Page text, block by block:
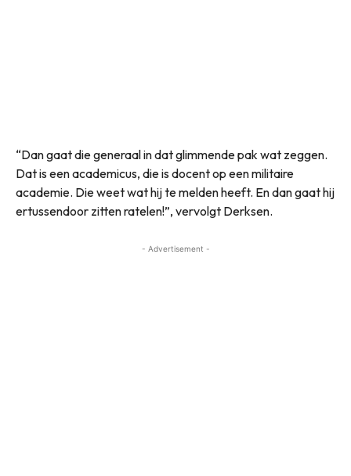
“Dan gaat die generaal in dat glimmende pak wat zeggen.
Dat is een academicus, die is docent op een militaire
academie. Die weet wat hij te melden heeft. En dan gaat hij
ertussendoor zitten ratelen!”, vervolgt Derksen.
- Advertisement -